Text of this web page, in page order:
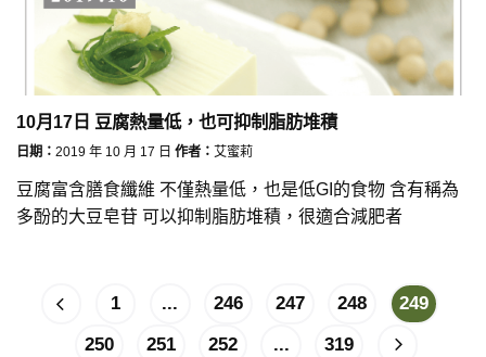
10月17日 豆腐熱量低，也可抑制脂肪堆積
日期： 2019 年 10 月 17 日 作者： 艾蜜莉
豆腐富含膳食纖維 不僅熱量低，也是低GI的食物 含有稱為
多酚的大豆皂苷 可以抑制脂肪堆積，很適合減肥者
1 ... 246 247 248
249
250
251 252 ... 319